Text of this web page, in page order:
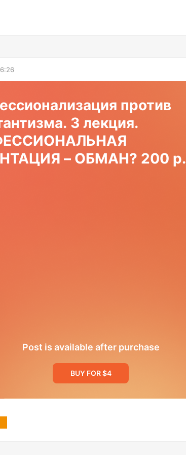
против
3 лекция.
– ОБМАН? 200 р.
Post is available after purchase
BUY FOR $4